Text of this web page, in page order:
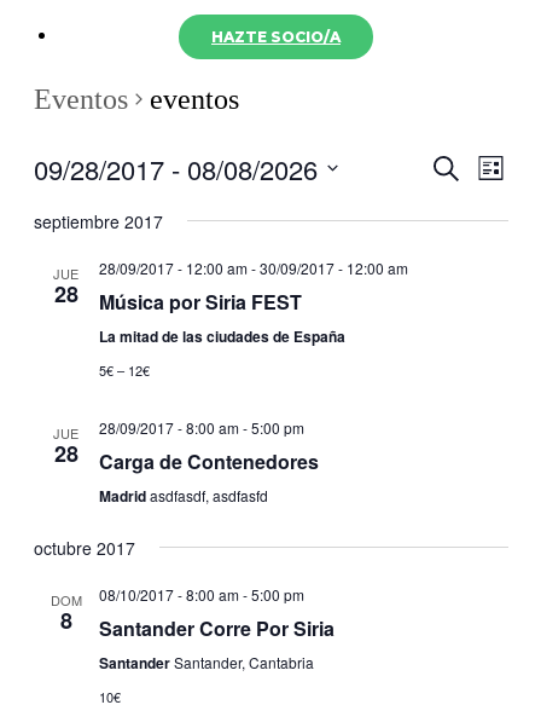
HAZTE SOCIO/A
Eventos eventos
búsqueda
Buscar
de
vistas
Lista
09/28/2017 - 08/08/2026
fecha.
septiembre 2017
JUE
28
28/09/2017 - 12:00 am-30/09/2017 - 12:00 am
Música por Siria FEST
La mitad de las ciudades de España
5€ – 12€
JUE
28
28/09/2017 - 8:00 am-5:00 pm
Carga de Contenedores
Madridasdfasdf, asdfasfd
octubre 2017
DOM
8
08/10/2017 - 8:00 am-5:00 pm
Santander Corre Por Siria
SantanderSantander, Cantabria
10€